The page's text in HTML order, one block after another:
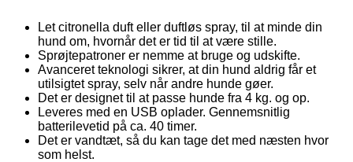
Let citronella duft eller duftløs spray, til at minde din
hund om, hvornår det er tid til at være stille.
Sprøjtepatroner er nemme at bruge og udskifte.
Avanceret teknologi sikrer, at din hund aldrig får et
utilsigtet spray, selv når andre hunde gøer.
Det er designet til at passe hunde fra 4 kg. og op.
Leveres med en USB oplader. Gennemsnitlig
batterilevetid på ca. 40 timer.
Det er vandtæt, så du kan tage det med næsten hvor
som helst.